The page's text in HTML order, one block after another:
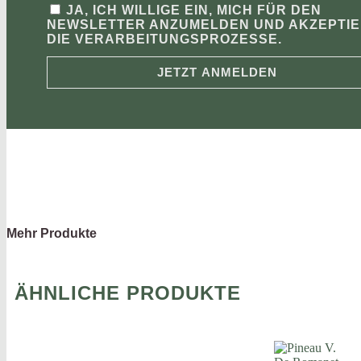
JA, ICH WILLIGE EIN, MICH FÜR DEN
NEWSLETTER ANZUMELDEN UND
DIE VERARBEITUNGSPROZESSE.
JETZT ANMELDEN
Mehr Produkte
ÄHNLICHE PRODUKTE